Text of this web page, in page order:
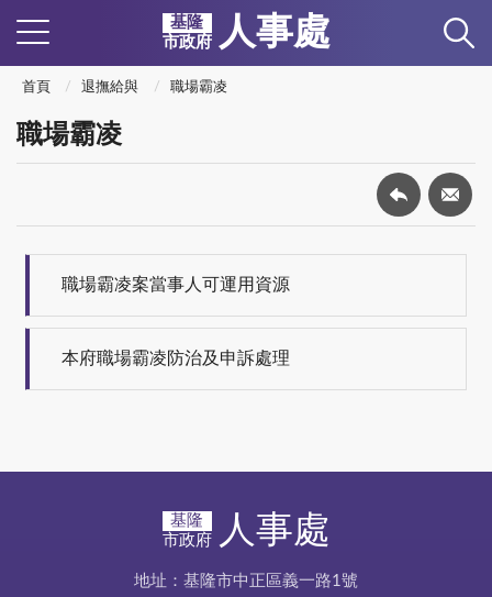
基隆
市政府
人事處
首頁 退撫給與 職場霸凌
職場霸凌
職場霸凌案當事人可運用資源
本府職場霸凌防治及申訴處理
基隆
市政府
人事處
地址：基隆市中正區義一路1號